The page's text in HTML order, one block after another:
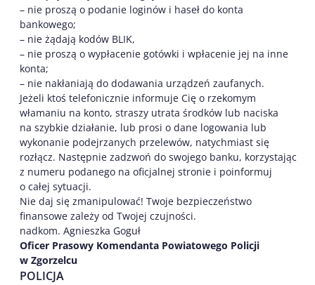
– nie proszą o podanie loginów i haseł do konta
bankowego;
– nie żądają kodów BLIK,
– nie proszą o wypłacenie gotówki i wpłacenie jej na inne
konta;
– nie nakłaniają do dodawania urządzeń zaufanych.
Jeżeli ktoś telefonicznie informuje Cię o rzekomym
włamaniu na konto, straszy utrata środków lub naciska
na szybkie działanie, lub prosi o dane logowania lub
wykonanie podejrzanych przelewów, natychmiast się
rozłącz. Następnie zadzwoń do swojego banku, korzystając
z numeru podanego na oficjalnej stronie i poinformuj
o całej sytuacji.
Nie daj się zmanipulować! Twoje bezpieczeństwo
finansowe zależy od Twojej czujności.
nadkom. Agnieszka Goguł
Oficer Prasowy Komendanta Powiatowego Policji
w Zgorzelcu
POLICJA